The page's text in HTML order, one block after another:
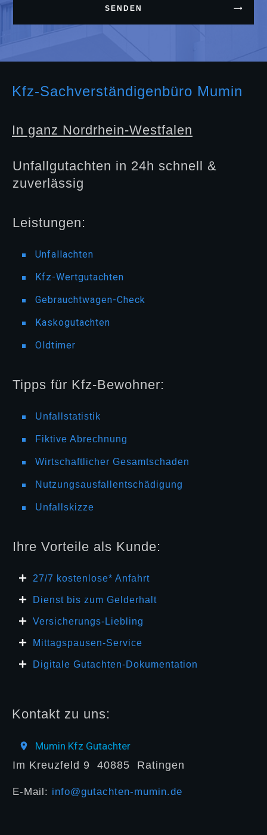
SENDEN
Kfz-Sachverständigenbüro Mumin
In ganz Nordrhein-Westfalen
Unfallgutachten in 24h schnell &
zuverlässig
Leistungen:
Unfallachten
Kfz-Wertgutachten
Gebrauchtwagen-Check
Kaskogutachten
Oldtimer
Tipps für Kfz-Bewohner:
Unfallstatistik
Fiktive Abrechnung
Wirtschaftlicher Gesamtschaden
Nutzungsausfallentschädigung
Unfallskizze
Ihre Vorteile als Kunde:
27/7 kosten lose* Anfahrt
Dienst bis zum Gelderhalt
Versicherungs-Liebling
Mittagspausen-Service
Digitale Gutachten-Dokumentation
Kontakt zu uns:
Mumin Kfz Gutachter
Im Kreuzfeld 9 40885 Ratingen
E-Mail: info@gutachten-mumin.de